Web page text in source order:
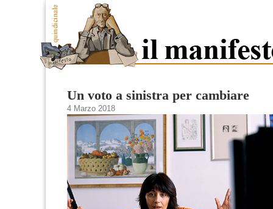
Un voto a sinistra per cambiare
4 Marzo 2018